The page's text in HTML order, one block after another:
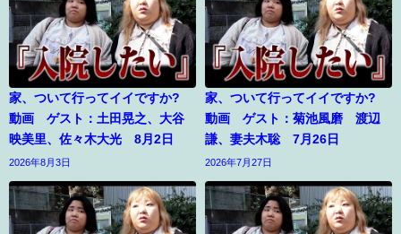
家、ついて行ってイイですか?
動画 ゲスト：土田晃之、大谷
映美里、佐々木大光 8月2日
2026年8月3日
家、ついて行ってイイですか?
動画 ゲスト：菊池風磨 渡辺
謙、妻夫木聡 7月26日
2026年7月27日